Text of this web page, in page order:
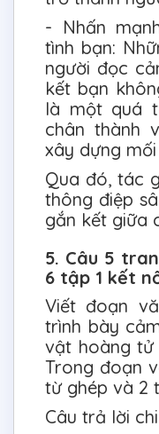
- Nhấn
tình bạn:
người đọc
kết bạn
là một quá
chân thành
xây dựng
Qua đó, tác
thông điệp
gắn kết giữa
5. Câu 5
6 tập 1 kết
Viết đoạn
trình bày
vật hoàng tử
Trong đoạn
từ ghép và 2
Câu trả lời